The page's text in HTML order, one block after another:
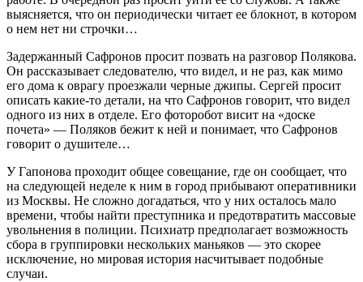
выясняется, что он периодически читает ее блокнот, в котором
о нем нет ни строчки…
Задержанный Сафронов просит позвать на разговор Полякова.
Он рассказывает следователю, что видел, и не раз, как мимо
его дома к оврагу проезжали черные джипы. Сергей просит
описать какие-то детали, на что Сафронов говорит, что видел
одного из них в отделе. Его фоторобот висит на «доске
почета» — Поляков бежит к ней и понимает, что Сафронов
говорит о душителе…
У Гапонова проходит общее совещание, где он сообщает, что
на следующей неделе к ним в город прибывают оперативники
из Москвы. Не сложно догадаться, что у них осталось мало
времени, чтобы найти преступника и предотвратить массовые
увольнения в полиции. Психиатр предполагает возможность
сбора в группировки нескольких маньяков — это скорее
исключение, но мировая история насчитывает подобные
случаи.